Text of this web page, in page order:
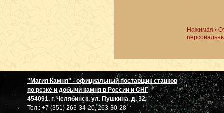
Нажимая
"Магия Камня" - официальный поставщик станков
по резке и добычи камня в России и СНГ
454091, г. Челябинск, ул. Пушкина, д. 32
Тел.: +7 (351) 263-34-20, 263-30-28